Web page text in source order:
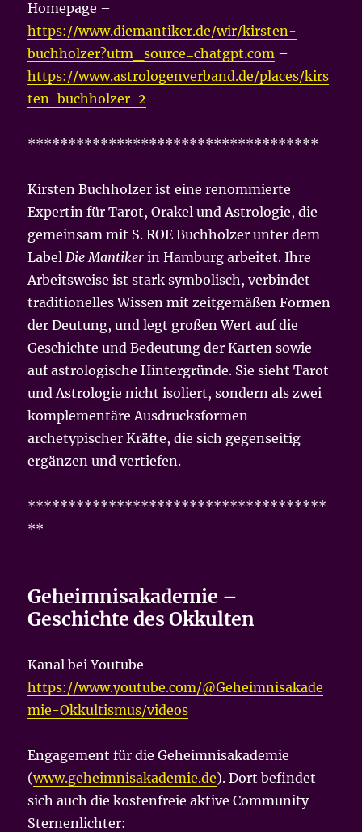
Homepage –
https://www.diemantiker.de/wir/kirsten-
buchholzer?utm_source=chatgpt.com –
https://www.astrologenverband.de/places/kirs
ten-buchholzer-2
************************************
Kirsten Buchholzer ist eine renommierte
Expertin für Tarot, Orakel und Astrologie, die
gemeinsam mit S. ROE Buchholzer unter dem
Label Die Mantiker in Hamburg arbeitet. Ihre
Arbeitsweise ist stark symbolisch, verbindet
traditionelles Wissen mit zeitgemäßen Formen
der Deutung, und legt großen Wert auf die
Geschichte und Bedeutung der Karten sowie
auf astrologische Hintergründe. Sie sieht Tarot
und Astrologie nicht isoliert, sondern als zwei
komplementäre Ausdrucksformen
archetypischer Kräfte, die sich gegenseitig
ergänzen und vertiefen.
*************************************
**
Geheimnisakademie –
Geschichte des Okkulten
Kanal bei Youtube –
https://www.youtube.com/@Geheimnisakade
mie-Okkultismus/videos
Engagement für die Geheimnisakademie
(www.geheimnisakademie.de). Dort befindet
sich auch die kostenfreie aktive Community
Sternenlichter: